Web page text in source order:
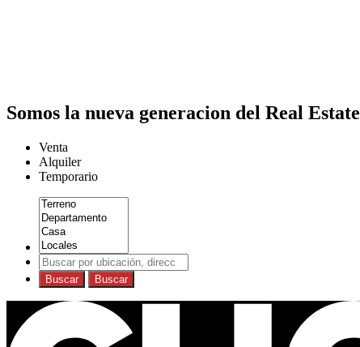
Somos la nueva generacion del Real Estate
Venta
Alquiler
Temporario
Buscar Buscar